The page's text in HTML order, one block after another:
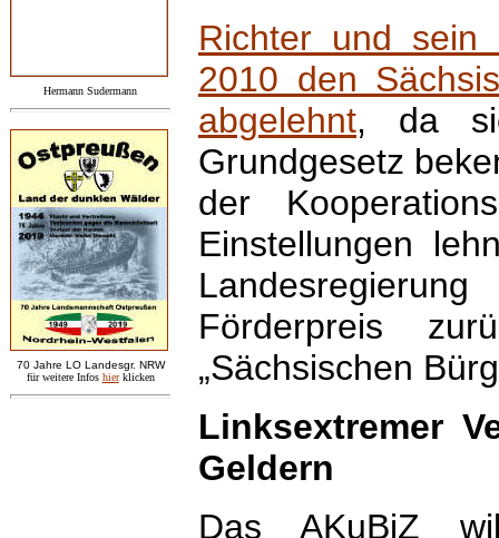
Hermann Sudermann
70 Jahre LO Landesgr. NRW
für weitere Infos hier klicken
Richter und sein
2010 den
abgelehnt, da
Grundgesetz
der
Einstellungen
Förderpreis
„Sächsischen
Linksextremer
Geldern
Das AKuBiZ